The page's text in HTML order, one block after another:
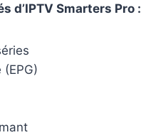
d’IPTV Smarters Pro :